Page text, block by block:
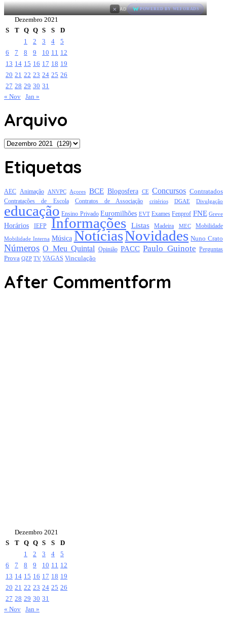
× AD POWERED BY WEFORADS
Dezembro 2021
S
T Q Q S S
D
1
2 3 4
5
6
7 8 9 10 11 12
13 14 15 16 17 18 19
20 21 22 23 24 25 26
27 28 29 30 31
« Nov Jan »
Arquivo
Arquivo
Etiquetas
AEC Animação ANVPC Açores BCE Blogosfera CE Concursos Contratados
Contratações de Escola Contratos de Associação critérios DGAE Divulgação
educação Ensino Privado Euromilhões EVT Exames Fenprof FNE Greve
Horários IEFP Informações Listas Madeira MEC Mobilidade
Mobilidade Interna Música NotíciasNovidades Nuno Crato
Números O Meu Quintal Opinião PACC Paulo Guinote Perguntas
Prova QZP TV VAGAS Vinculação
After Commentform
Dezembro 2021
S
T Q Q S S
D
1
2 3 4
5
6
7 8 9 10 11 12
13 14 15 16 17 18 19
20 21 22 23 24 25 26
27 28 29 30 31
« Nov Jan »